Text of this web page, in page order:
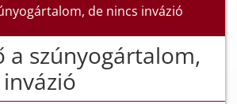
de nincs invázió
a szúnyogártalom,